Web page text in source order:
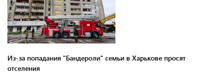
Из-за попадания "Бандероли" семьи в Харькове просят
отселения